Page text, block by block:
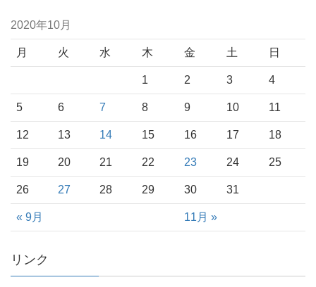
2020年10月
月 火 水 木 金 土 日
« 9月 11月 »
1 2 3 4
5 6 7 8 9 10 11
12 13 14 15 16 17 18
19 20 21 22 23 24 25
26 27 28 29 30 31
リンク